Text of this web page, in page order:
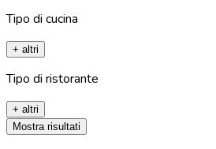
Tipo di cucina
+ altri
Tipo di ristorante
+ altri
Mostra risultati